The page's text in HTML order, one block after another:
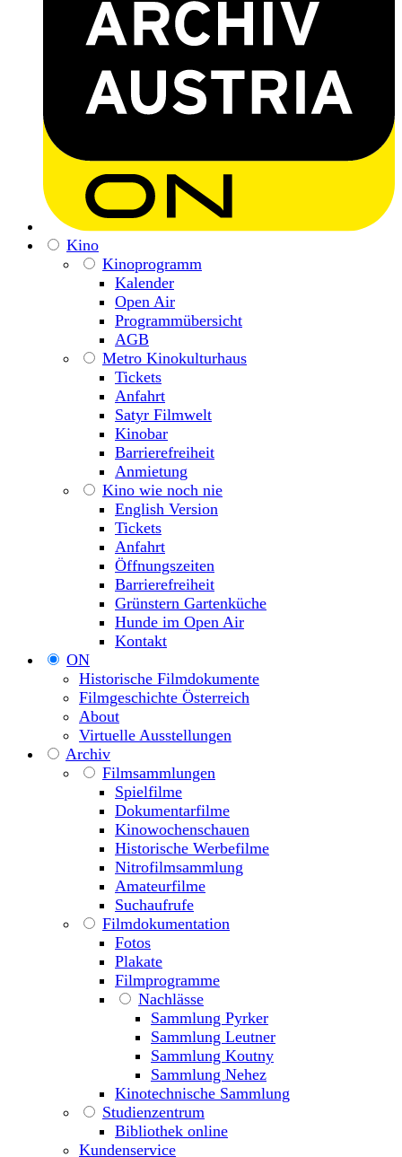
Kino
Kinoprogramm
Kalender
Open Air
Programmübersicht
AGB
Metro Kinokulturhaus
Tickets
Anfahrt
Satyr Filmwelt
Kinobar
Barrierefreiheit
Anmietung
Kino wie noch nie
English Version
Tickets
Anfahrt
Öffnungszeiten
Barrierefreiheit
Grünstern Gartenküche
Hunde im Open Air
Kontakt
ON
Historische Filmdokumente
Filmgeschichte Österreich
About
Virtuelle Ausstellungen
Archiv
Filmsammlungen
Spielfilme
Dokumentarfilme
Kinowochenschauen
Historische Werbefilme
Nitrofilmsammlung
Amateurfilme
Suchaufrufe
Filmdokumentation
Fotos
Plakate
Filmprogramme
Nachlässe
Sammlung Pyrker
Sammlung Leutner
Sammlung Koutny
Sammlung Nehez
Kinotechnische Sammlung
Studienzentrum
Bibliothek online
Kundenservice